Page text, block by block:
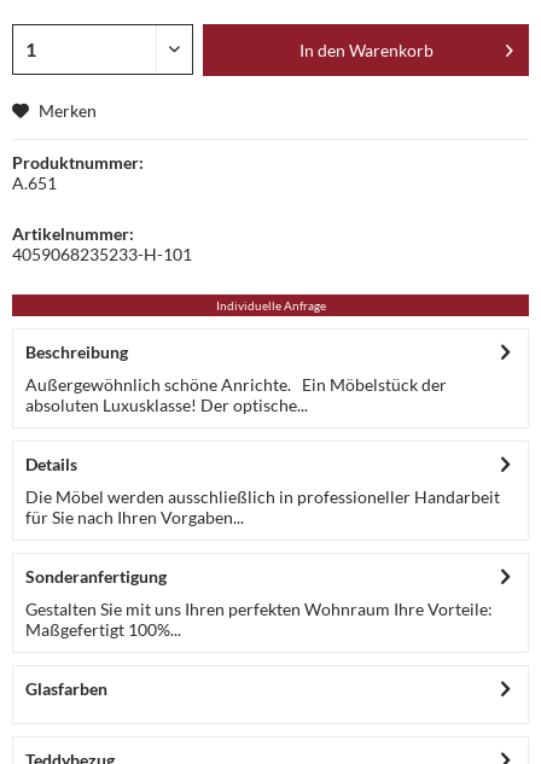
In den Warenkorb
Merken
Produktnummer:
A.651
Artikelnummer:
4059068235233-H-101
Individuelle Anfrage
Beschreibung
Außergewöhnlich schöne Anrichte. Ein Möbelstück der
absoluten Luxusklasse! Der optische...
Details
Die Möbel werden ausschließlich in professioneller Handarbeit
für Sie nach Ihren Vorgaben...
Sonderanfertigung
Gestalten Sie mit uns Ihren perfekten Wohnraum Ihre Vorteile:
Maßgefertigt 100%...
Glasfarben
Teddybezug